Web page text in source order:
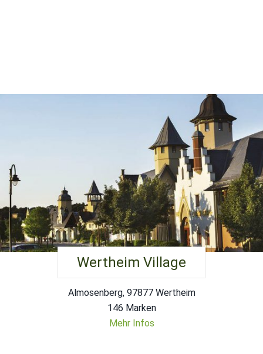
Wertheim Village
Almosenberg, 97877 Wertheim
146 Marken
Mehr Infos